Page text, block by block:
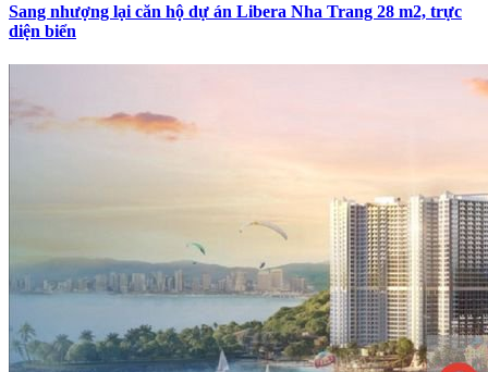
Sang nhượng lại căn hộ dự án Libera Nha Trang 28 m2, trực
diện biển